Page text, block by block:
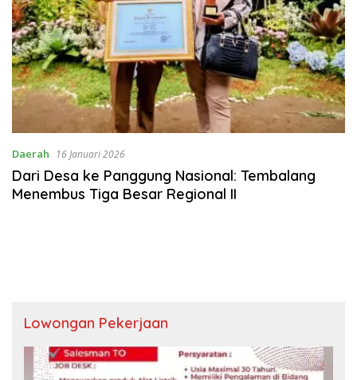
Daerah 16 Januari 2026
Dari Desa ke Panggung Nasional: Tembalang
Menembus Tiga Besar Regional II
Lowongan Pekerjaan